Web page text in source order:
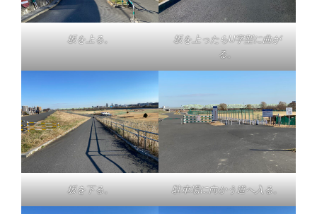
坂を上る。
坂を上ったらU字型に曲が
る。
坂を下る。 駐車場に向かう道へ入る。